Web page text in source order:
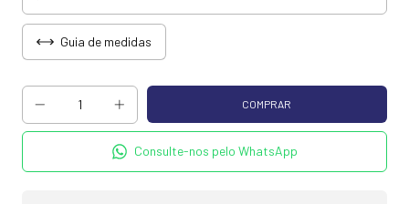
Guia de medidas
Consulte-nos pelo WhatsApp